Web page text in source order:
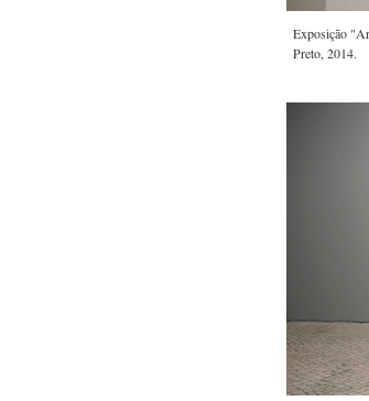
Exposição
Preto, 2014.